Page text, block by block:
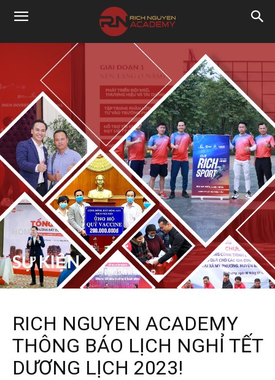
HOME
SỰ KIỆN
RICH NGUYEN ACADEMY
THÔNG BÁO LỊCH NGHỈ TẾT
DƯƠNG LỊCH 2023!